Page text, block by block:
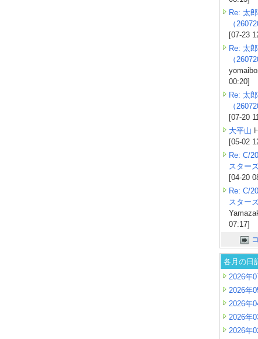
Re: 太
（
[07-23
Re: 太
（
00:20]
Re: 太
（
[07-20
大平山
[05-02
Re: C/
スター
[04-20
Re: C/
スター
07:17]
各月の日
2026年
2026年
2026年
2026年
2026年